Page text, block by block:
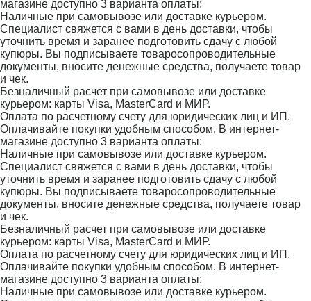
магазине доступно 3 варианта оплаты:
Наличные при самовывозе или доставке курьером.
Специалист свяжется с вами в день доставки, чтобы
уточнить время и заранее подготовить сдачу с любой
купюры. Вы подписываете товаросопроводительные
документы, вносите денежные средства, получаете товар
и чек.
Безналичный расчет при самовывозе или доставке
курьером: карты Visa, MasterCard и МИР.
Оплата по расчетному счету для юридических лиц и ИП.
Оплачивайте покупки удобным способом. В интернет-
магазине доступно 3 варианта оплаты:
Наличные при самовывозе или доставке курьером.
Специалист свяжется с вами в день доставки, чтобы
уточнить время и заранее подготовить сдачу с любой
купюры. Вы подписываете товаросопроводительные
документы, вносите денежные средства, получаете товар
и чек.
Безналичный расчет при самовывозе или доставке
курьером: карты Visa, MasterCard и МИР.
Оплата по расчетному счету для юридических лиц и ИП.
Оплачивайте покупки удобным способом. В интернет-
магазине доступно 3 варианта оплаты:
Наличные при самовывозе или доставке курьером.